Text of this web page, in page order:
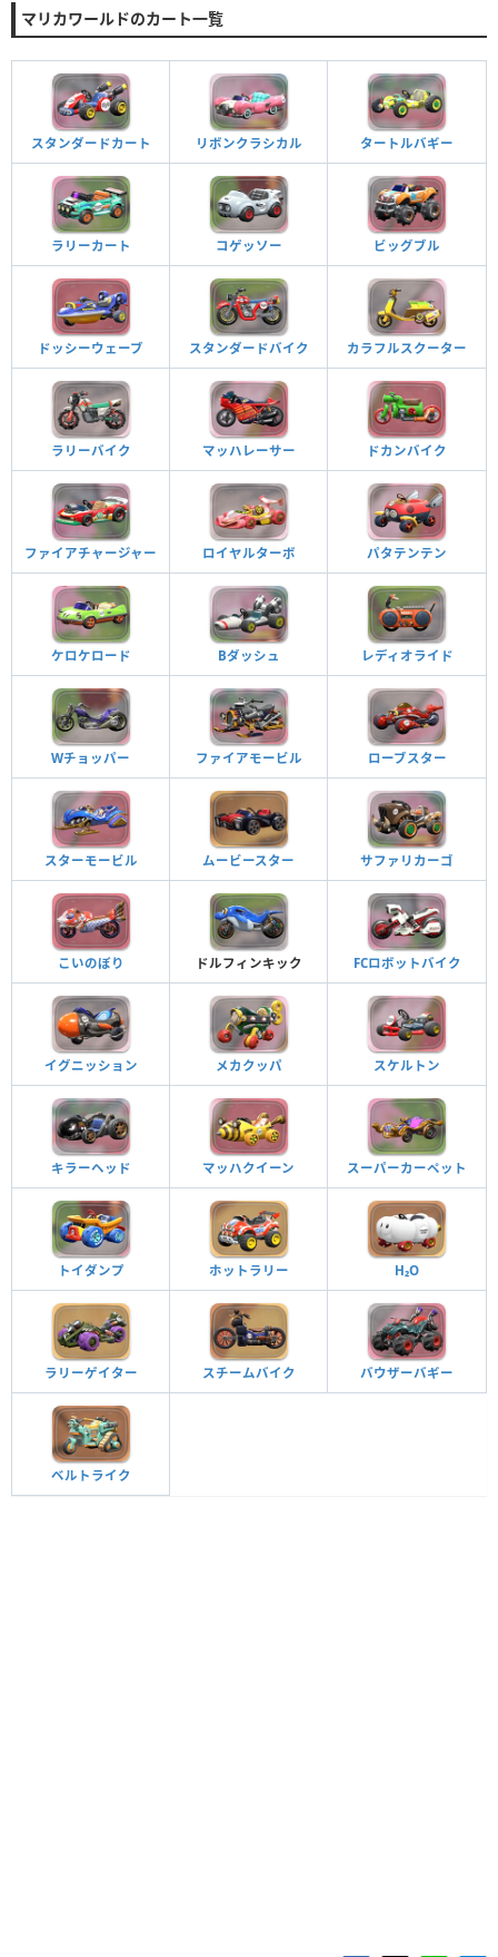
マリカワールドのカート一覧
スタンダードカート リボンクラシカル タートルバギー
ラリーカート コゲッソー ビッグブル
ドッシーウェーブ スタンダードバイク カラフルスクーター
ラリーバイク マッハレーサー ドカンバイク
ファイアチャージャー ロイヤルターボ パタテンテン
ケロケロード Bダッシュ レディオライド
Wチョッパー ファイアモービル ローブスター
スターモービル ムービースター サファリカーゴ
こいのぼり ドルフィンキック FCロボットバイク
イグニッション メカクッパ スケルトン
キラーヘッド マッハクイーン スーパーカーペット
トイダンプ ホットラリー H₂O
ラリーゲイター スチームバイク バウザーバギー
ベルトライク